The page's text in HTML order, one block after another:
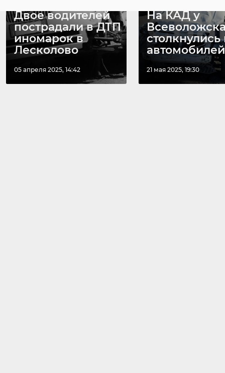
Двое водителей
пострадали в ДТП
иномарок в
Лесколово
05 апреля 2025, 14:42
На КАД у
столкнулись
21 мая 2025, 19:30